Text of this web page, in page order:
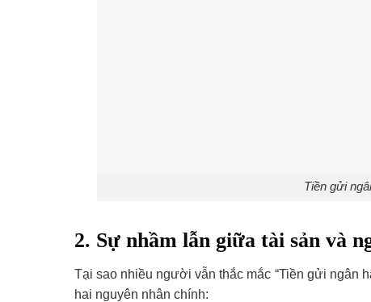
Tiền gửi
2. Sự nhầm lẫn giữa tài sản và
Tại sao nhiều người vẫn thắc mắc “Tiền gửi ngân
hai nguyên nhân chính: